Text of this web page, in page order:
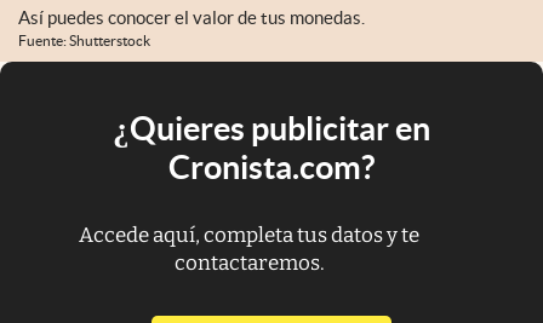
Así puedes conocer el valor de tus monedas.
Fuente: Shutterstock
¿Quieres publicitar en
Cronista.com?
Accede aquí, completa tus datos y te
contactaremos.